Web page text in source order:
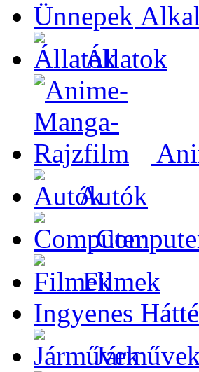
Állatok
Autók
Filmek
Ingyenes